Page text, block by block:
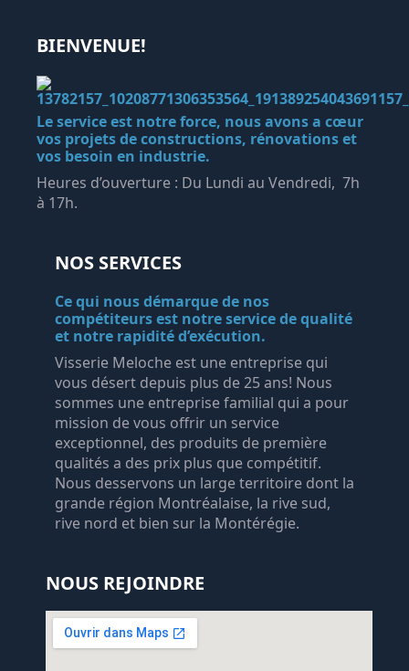
BIENVENUE!
Le service est notre force, nous avons a cœur
vos projets de constructions, rénovations et
vos besoin en industrie.
Heures d’ouverture : Du Lundi au Vendredi, 7h
à 17h.
NOS SERVICES
Ce qui nous démarque de nos
compétiteurs est notre service de qualité
et notre rapidité d’exécution.
Visserie Meloche est une entreprise qui
vous désert depuis plus de 25 ans! Nous
sommes une entreprise familial qui a pour
mission de vous offrir un service
exceptionnel, des produits de première
qualités a des prix plus que compétitif.
Nous desservons un large territoire dont la
grande région Montréalaise, la rive sud,
rive nord et bien sur la Montérégie.
NOUS REJOINDRE